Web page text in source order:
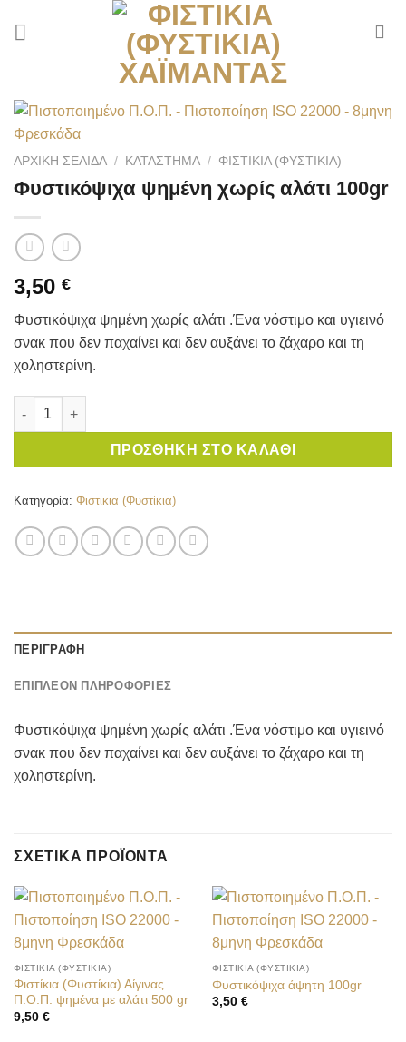
ΑΡΧΙΚΉ ΣΕΛΊΔΑ / ΚΑΤΆΣΤΗΜΑ / ΦΙΣΤΊΚΙΑ (ΦΥΣΤΊΚΙΑ)
Φυστικόψιχα ψημένη χωρίς αλάτι 100gr
3,50 €
Φυστικόψιχα ψημένη χωρίς αλάτι .Ένα νόστιμο και υγιεινό
σνακ που δεν παχαίνει και δεν αυξάνει το ζάχαρο και τη
χοληστερίνη.
Φυστικόψιχα ψημένη χωρίς αλάτι 100gr ποσότητα
ΠΡΟΣΘΉΚΗ ΣΤΟ ΚΑΛΆΘΙ
Κατηγορία: Φιστίκια (Φυστίκια)
ΠΕΡΙΓΡΑΦΉ
ΕΠΙΠΛΈΟΝ ΠΛΗΡΟΦΟΡΊΕΣ
Φυστικόψιχα ψημένη χωρίς αλάτι .Ένα νόστιμο και υγιεινό
σνακ που δεν παχαίνει και δεν αυξάνει το ζάχαρο και τη
χοληστερίνη.
ΣΧΕΤΙΚΆ ΠΡΟΪΌΝΤΑ
ΦΙΣΤΊΚΙΑ (ΦΥΣΤΊΚΙΑ)
Φιστίκια (Φυστίκια) Αίγινας
Π.Ο.Π. ψημένα με αλάτι 500 gr
9,50 €
ΦΙΣΤΊΚΙΑ (ΦΥΣΤΊΚΙΑ)
Φυστικόψιχα άψητη 100gr
3,50 €